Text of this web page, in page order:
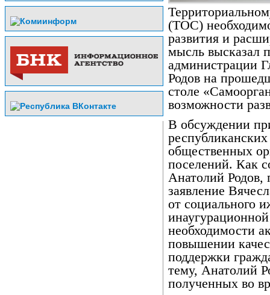
(ТОС)
развития и
мысль высказал
администрации
Родов на
столе
возможности
В обсуждении
общественных
поселений. Как
Анатолий Родов,
заявление
от социального
необходимости
повышении
поддержки
тему, Анатолий
полученных во